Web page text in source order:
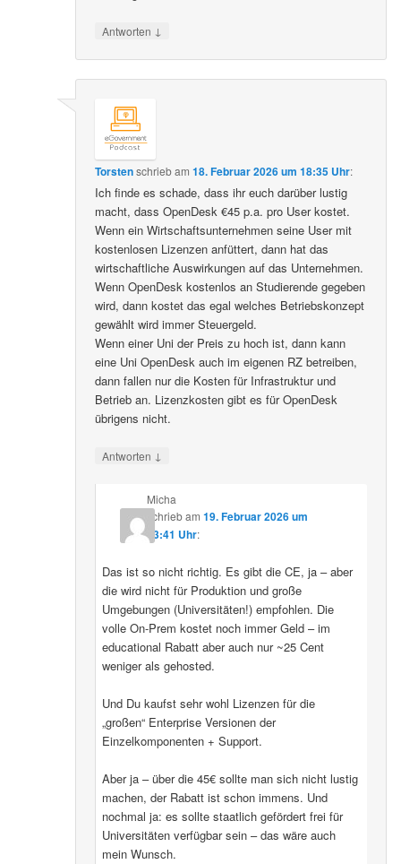
Antworten ↓
Torstenschriebam18. Februar 2026 um 18:35 Uhr:
Ich finde es schade, dass ihr euch darüber lustig
macht, dass OpenDesk €45 p.a. pro User kostet.
Wenn ein Wirtschaftsunternehmen seine User mit
kostenlosen Lizenzen anfüttert, dann hat das
wirtschaftliche Auswirkungen auf das Unternehmen.
Wenn OpenDesk kostenlos an Studierende gegeben
wird, dann kostet das egal welches Betriebskonzept
gewählt wird immer Steuergeld.
Wenn einer Uni der Preis zu hoch ist, dann kann
eine Uni OpenDesk auch im eigenen RZ betreiben,
dann fallen nur die Kosten für Infrastruktur und
Betrieb an. Lizenzkosten gibt es für OpenDesk
übrigens nicht.
Antworten ↓
Micha
schriebam 19. Februar 2026 um
13:41 Uhr:
Das ist so nicht richtig. Es gibt die CE, ja – aber
die wird nicht für Produktion und große
Umgebungen (Universitäten!) empfohlen. Die
volle On-Prem kostet noch immer Geld – im
educational Rabatt aber auch nur ~25 Cent
weniger als gehosted.
Und Du kaufst sehr wohl Lizenzen für die
„großen“ Enterprise Versionen der
Einzelkomponenten + Support.
Aber ja – über die 45€ sollte man sich nicht lustig
machen, der Rabatt ist schon immens. Und
nochmal ja: es sollte staatlich gefördert frei für
Universitäten verfügbar sein – das wäre auch
mein Wunsch.